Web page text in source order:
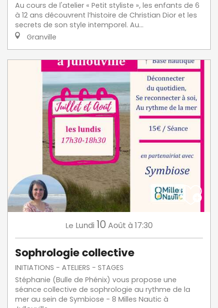
Au cours de l'atelier « Petit styliste », les enfants de 6
à 12 ans découvrent l’histoire de Christian Dior et les
secrets de son style intemporel. Au...
Granville
Le Lundi 10 Août à 17:30
Sophrologie collective
INITIATIONS - ATELIERS - STAGES
Stéphanie (Bulle de Phénix) vous propose une
séance collective de sophrologie au rythme de la
mer au sein de Symbiose - 8 Milles Nautic à